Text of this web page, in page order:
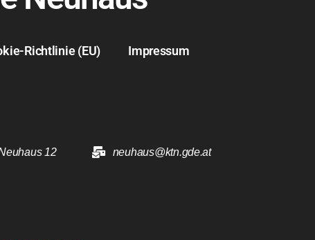
Richtlinie (EU) Impressum
12 neuhaus@ktn.gde.at